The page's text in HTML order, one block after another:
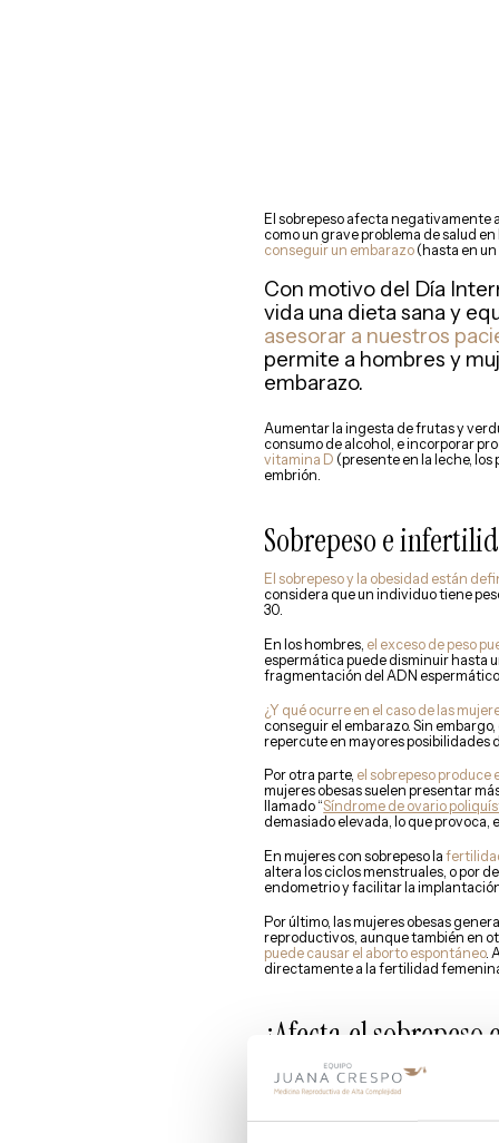
El sobrepeso afecta negativamente
como un grave problema de salud
conseguir un embarazo (hasta en un
Con motivo del Día
vida una dieta sana y
asesorar a nuestros
permite a hombres y
embarazo.
Aumentar la ingesta de frutas y
consumo de alcohol, e incorporar
vitamina D (presente en la leche,
embrión.
Sobrepeso e
El sobrepeso y la obesidad están
considera que un individuo tiene
30.
En los hombres, el exceso de peso
espermática puede disminuir hasta
fragmentación del ADN
¿Y qué ocurre en el caso de las
conseguir el embarazo. Sin
repercute en mayores posibilidades
Por otra parte, el sobrepeso
mujeres obesas suelen presentar
llamado “Síndrome de ovario
demasiado elevada, lo que provoca,
En mujeres con sobrepeso la
altera los ciclos menstruales, o por
endometrio y facilitar la
Por último, las mujeres obesas
reproductivos, aunque también en
puede causar el aborto espontáneo.
directamente a la fertilidad
¿Afecta el
Sí. En los tratamientos de fertilidad, la
revistaHuman Reproduction